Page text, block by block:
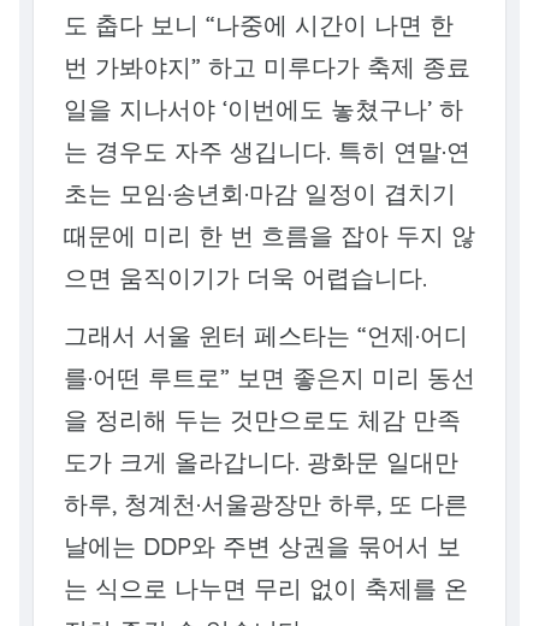
도 춥다 보니 “나중에 시간이 나면 한
번 가봐야지” 하고 미루다가 축제 종료
일을 지나서야 ‘이번에도 놓쳤구나’ 하
는 경우도 자주 생깁니다. 특히 연말·연
초는 모임·송년회·마감 일정이 겹치기
때문에 미리 한 번 흐름을 잡아 두지 않
으면 움직이기가 더욱 어렵습니다.
그래서 서울 윈터 페스타는 “언제·어디
를·어떤 루트로” 보면 좋은지 미리 동선
을 정리해 두는 것만으로도 체감 만족
도가 크게 올라갑니다. 광화문 일대만
하루, 청계천·서울광장만 하루, 또 다른
날에는 DDP와 주변 상권을 묶어서 보
는 식으로 나누면 무리 없이 축제를 온